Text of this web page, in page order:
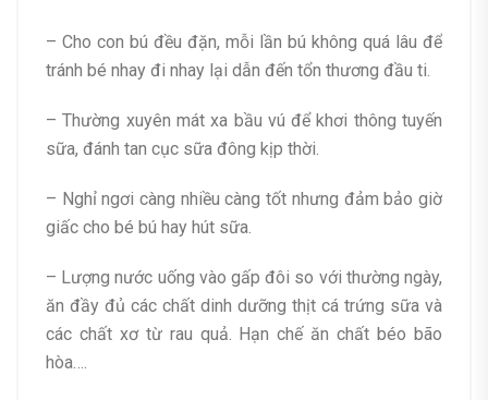
– Cho con bú đều đặn, mỗi lần bú không quá lâu để
tránh bé nhay đi nhay lại dẫn đến tổn thương đầu ti.
– Thường xuyên mát xa bầu vú để khơi thông tuyến
sữa, đánh tan cục sữa đông kịp thời.
– Nghỉ ngơi càng nhiều càng tốt nhưng đảm bảo giờ
giấc cho bé bú hay hút sữa.
– Lượng nước uống vào gấp đôi so với thường ngày,
ăn đầy đủ các chất dinh dưỡng thịt cá trứng sữa và
các chất xơ từ rau quả. Hạn chế ăn chất béo bão
hòa….